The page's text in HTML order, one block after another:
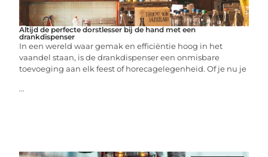
Altijd de perfecte dorstlesser bij de hand met een
drankdispenser
In een wereld waar gemak en efficiëntie hoog in het
vaandel staan, is de drankdispenser een onmisbare
toevoeging aan elk feest of horecagelegenheid. Of je nu je
...